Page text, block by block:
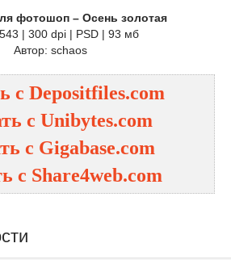
фотошоп – Осень золотая
| 300 dpi | PSD | 93 мб
Автор: schaos
с Depositfiles.com
с Unibytes.com
с Gigabase.com
с Share4web.com